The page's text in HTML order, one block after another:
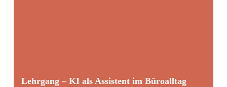
Lehrgang – KI als Assistent im Büroalltag